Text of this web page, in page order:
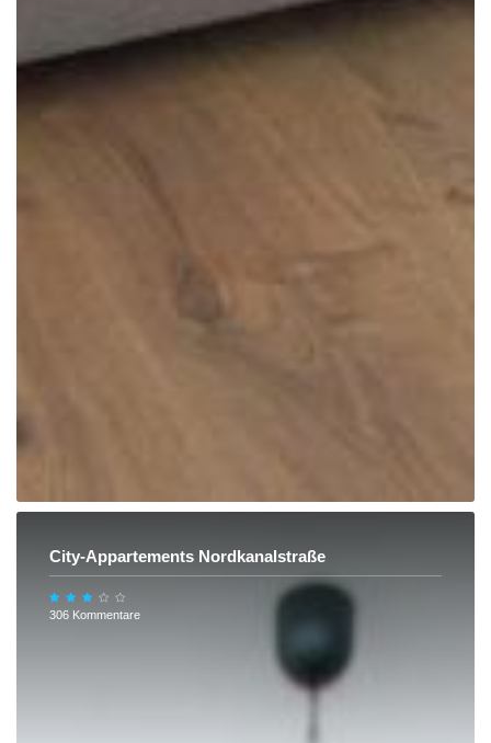
City-Appartements Nordkanalstraße
306 Kommentare